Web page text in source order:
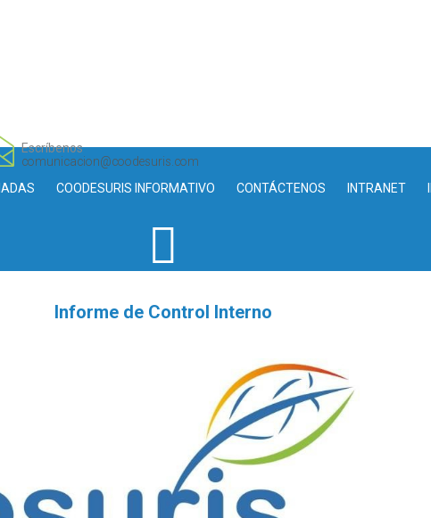
Escríbenos
comunicacion@coodesuris.com
COODESURIS INFORMATIVO CONTÁCTENOS INTRANET
Informe de Control Interno